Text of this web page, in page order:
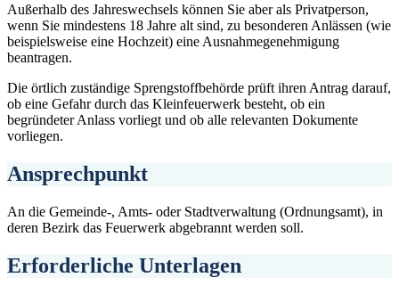
Außerhalb des Jahreswechsels können Sie aber als Privatperson,
wenn Sie mindestens 18 Jahre alt sind, zu besonderen Anlässen (wie
beispielsweise eine Hochzeit) eine Ausnahmegenehmigung
beantragen.
Die örtlich zuständige Sprengstoffbehörde prüft ihren Antrag darauf,
ob eine Gefahr durch das Kleinfeuerwerk besteht, ob ein
begründeter Anlass vorliegt und ob alle relevanten Dokumente
vorliegen.
Ansprechpunkt
An die Gemeinde-, Amts- oder Stadtverwaltung (Ordnungsamt), in
deren Bezirk das Feuerwerk abgebrannt werden soll.
Erforderliche Unterlagen